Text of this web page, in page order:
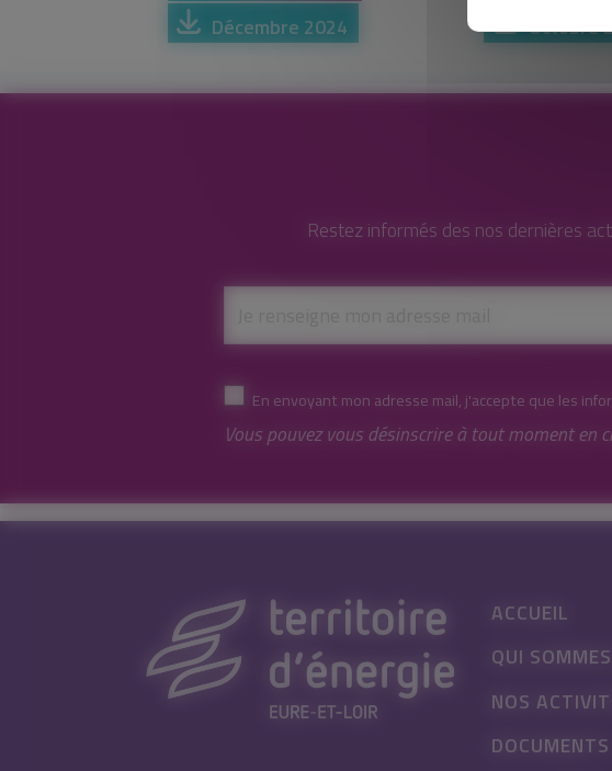
Décembre 2024 Octobre
Restez informés des nos dernières
En envoyant mon adresse mail, j'accepte que les
Vous pouvez vous désinscrire à tout moment en
ACCUEIL
QUI
NOS
DOCUMENTS